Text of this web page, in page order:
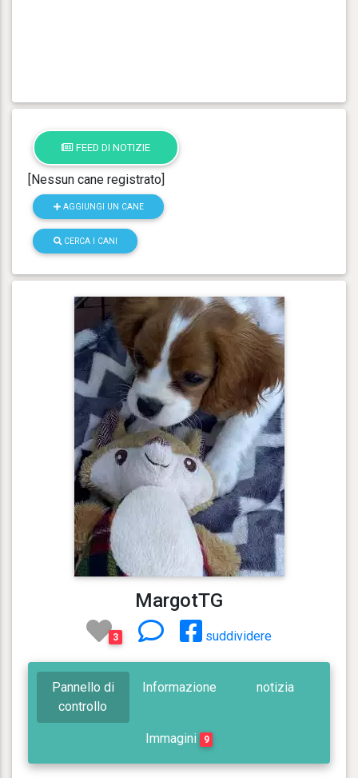
FEED DI NOTIZIE
[Nessun cane registrato]
AGGIUNGI UN CANE
CERCA I CANI
MargotTG
3 suddividere
Pannello di
controllo
Informazione notizia
Immagini 9